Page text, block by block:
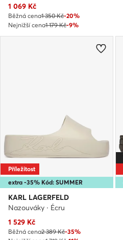
Aktuální cena
1 069 Kč
Běžná cena1 350 Kč-20%
Nejnižší cena1 179 Kč-9%
extra -35% Kód: SUMMER
Příležitost
KARL LAGERFELD
Nazouváky · Écru
Aktuální cena
1 529 Kč
Běžná cena2 389 Kč-35%